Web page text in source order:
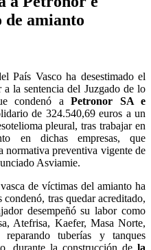
amianto
País Vasco ha desestimado el
la sentencia del Juzgado de lo
condenó aPetronor SA e
de 324.540,69 euros a un
pleural, tras trabajar en
en dichas empresas, que
normativa preventiva vigente de
Asviamie.
de víctimas del amianto ha
tras quedar acreditado,
desempeñó su labor como
Atefrisa, Kaefer, Masa Norte,
tuberías y tanques